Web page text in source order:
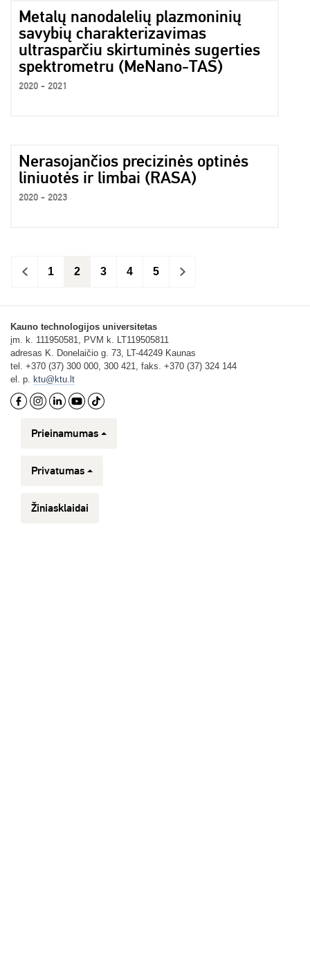
Metalų nanodalelių plazmoninių
savybių charakterizavimas
ultrasparčiu skirtuminės sugerties
spektrometru (MeNano-TAS)
2020 - 2021
Nerasojančios precizinės optinės
liniuotės ir limbai (RASA)
2020 - 2023
< 1 2 3 4 5 >
Kauno technologijos universitetas
įm. k. 111950581, PVM k. LT119505811
adresas K. Donelaičio g. 73, LT-44249 Kaunas
tel. +370 (37) 300 000, 300 421, faks. +370 (37) 324 144
el. p. ktu@ktu.lt
Prieinamumas
Privatumas
Žiniasklaidai